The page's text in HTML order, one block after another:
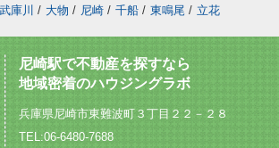
武庫川 / 大物 / 尼崎 / 千船 / 東鳴尾 / 立花
尼崎駅で不動産を探すなら
地域密着のハウジングラボ
兵庫県尼崎市東難波町３丁目２２－２８
TEL:06-6480-7688